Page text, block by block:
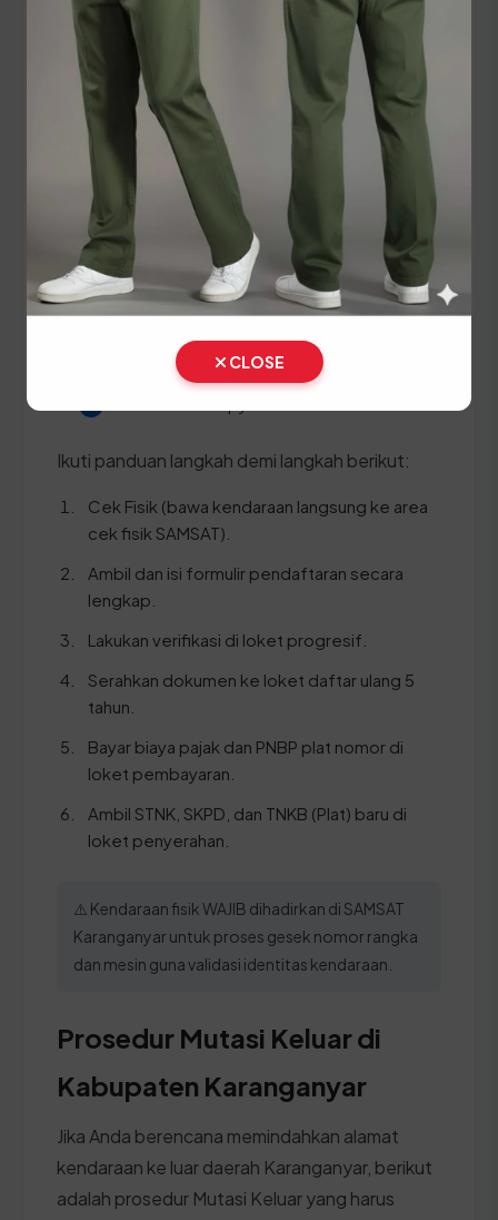
Panduan Pajak 5 Tahunan
(Ganti Plat) di Jawa Tengah
Setiap lima tahun, pemilik kendaraan wajib
melakukan pergantian pelat nomor dan cek fisik
kendaraan. Siapkan dokumen tambahan ini:
STNK asli
KTP asli
SKPD asli
Ikuti panduan langkah demi langkah berikut:
Cek Fisik (bawa kendaraan langsung ke area
cek fisik SAMSAT).
Ambil dan isi formulir pendaftaran secara
lengkap.
Lakukan verifikasi di loket progresif.
Serahkan dokumen ke loket daftar ulang 5
tahun.
Bayar biaya pajak dan PNBP plat nomor di
loket pembayaran.
Ambil STNK, SKPD, dan TNKB (Plat) baru di
loket penyerahan.
⚠️ Kendaraan fisik WAJIB dihadirkan di SAMSAT
Karanganyar untuk proses gesek nomor rangka
dan mesin guna validasi identitas kendaraan.
Prosedur Mutasi Keluar di
Kabupaten Karanganyar
Jika Anda berencana memindahkan alamat
kendaraan ke luar daerah Karanganyar, berikut
adalah prosedur Mutasi Keluar yang harus
CLOSE